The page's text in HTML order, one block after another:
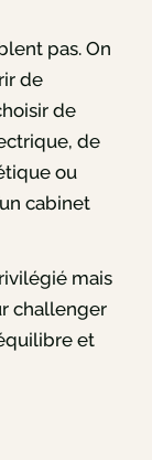
pas. On
de
de
de
ou
cabinet
mais
challenger
et